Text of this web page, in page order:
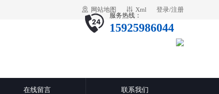
登录/注册
Xml
网站地图
服务热线：
15925986044
在线留言 联系我们